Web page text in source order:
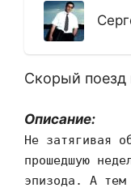
Скорый поезд
Описание:
Не затягивая
прошедшую
эпизода. А тем